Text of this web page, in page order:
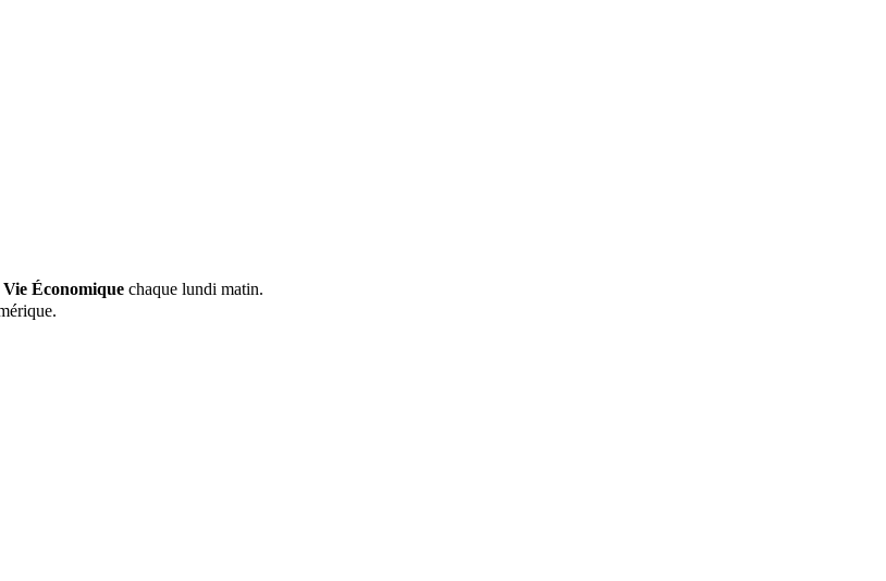
Vie Économique chaque lundi matin.